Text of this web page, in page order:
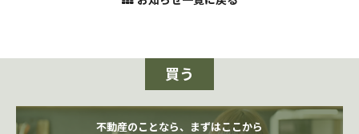
買う
不動産のことなら、まずはここから